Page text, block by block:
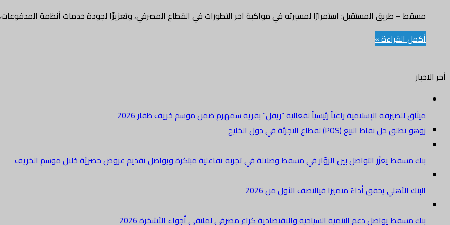
مسقط – طريق المستقبل: استمرارًا لمسيرته في مواكبة آخر التطورات في القطاع المصرفي، وتعزيزًا لجودة خدمات أنظمة
أكمل القراءة »
أخر الاخبار
ميثاق للصيرفة الإسلامية راعياً رئيسياً لفعالية “ريفل” بقرية سمهرم ضمن موسم خريف ظفار 2026
زوهو تطلق حل نقاط البيع (POS) لقطاع التجزئة في دول الخليج
بنك مسقط يعزّز التواصل بين الزوّار في مسقط وصلالة في تجربة تفاعلية مبتكرة ويواصل تقديم عروض حصريّة خلال موسم الخريف
البنك الأهلي يحقق أداءً متميزا فيالنصف الأول من 2026
بنك مسقط يواصل دعم التنمية السياحية والاقتصادية كراعٍ مصرفي لملتقى أجواء الأشخرة 2026